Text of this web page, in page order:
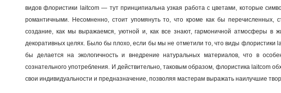
видов флористики laitcom — тут принципиальна узкая работа с цветами, которые
романтичными. Несомненно, стоит упомянуть то, что кроме как бы
создание, как мы выражаемся, уютной и, как все знают, гармоничной атмосферы в
декоративных целях. Было бы плохо, если бы мы не отметили то, что виды флористики
бы делается на экологичность и внедрение натуральных материалов, что в
сознательного употребления. И действительно, таковым образом, флористика laitcom
свои индивидуальности и предназначение, позволяя мастерам выражать наилучшие